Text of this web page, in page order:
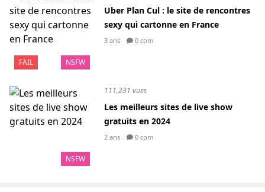
FAIL NSFW
Uber Plan Cul : le site de rencontres
sexy qui cartonne en France
3 ans 0 com
NSFW
111,231 vues
Les meilleurs sites de live show
gratuits en 2024
2 ans 0 com